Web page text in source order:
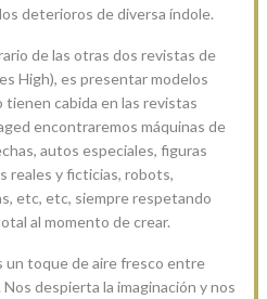
deterioros de diversa índole.
de las otras dos revistas de
High), es presentar modelos
cabida en las revistas
encontraremos máquinas de
autos especiales, figuras
reales y ficticias, robots,
etc, etc, siempre respetando
al momento de crear.
un toque de aire fresco entre
despierta la imaginación y nos